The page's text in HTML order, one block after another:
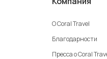
О Coral Travel
Благодарности
Пресса о Coral